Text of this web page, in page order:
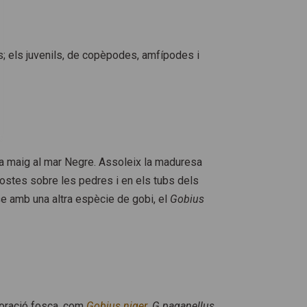
els juvenils, de copèpodes, amfípodes i
maig al mar Negre. Assoleix la maduresa
sobre les pedres i en els tubs dels
amb una altra espècie de gobi, el Gobius